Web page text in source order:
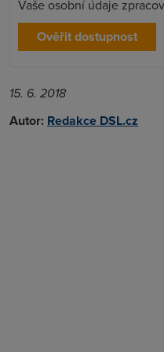
Vaše osobní údaje
Ověřit dostupnost
15. 6. 2018
Autor: Redakce DSL.cz